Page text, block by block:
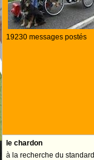
19230 messages postés
le chardon
à la recherche du standard